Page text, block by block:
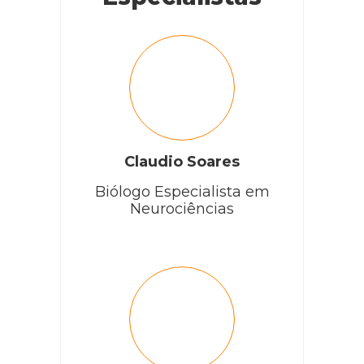
Claudio Soares
Biólogo Especialista em
Neurociências